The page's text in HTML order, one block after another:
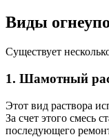
Виды
Существует
1. Шамотный
Этот вид раствора
За счет этого смесь
последующего